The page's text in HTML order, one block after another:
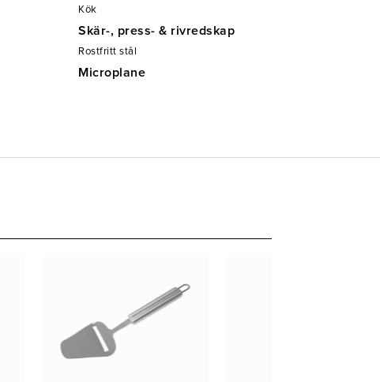
Kök
Skär-, press- & rivredskap
Rostfritt stål
Microplane